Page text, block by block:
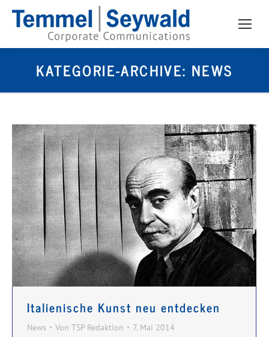
KATEGORIE-ARCHIVE: NEWS
Italienische Kunst neu entdecken
News Von TSP Redaktion 7. Mai 2014